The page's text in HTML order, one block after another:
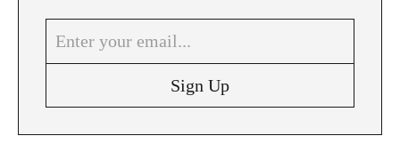
InstagramPinterest